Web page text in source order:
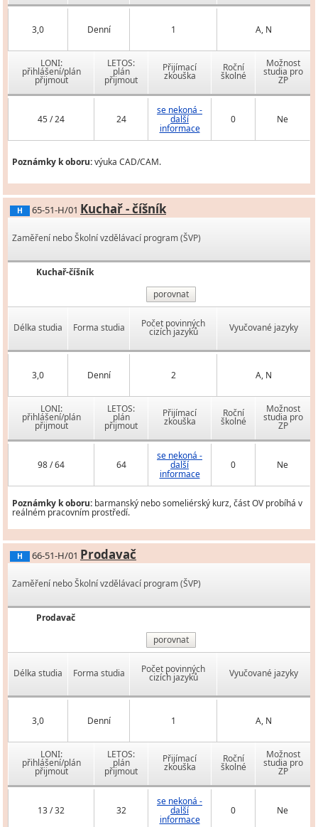
3,0 Denní 1 A, N
LONI:
přihlášení/plán
přijmout
LETOS:
plán
přijmout
Přijímací
zkouška
Roční
školné
Možnost
studia pro
ZP
45 / 24 24
se nekoná -
další
informace
0 Ne
Poznámky k oboru:výuka CAD/CAM.
H 65-51-H/01 Kuchař - číšník
Zaměření nebo Školní vzdělávací program (ŠVP)
Kuchař-číšník
porovnat
Délka studia Forma studia Počet povinných
cizích jazyků Vyučované jazyky
3,0 Denní 2 A, N
LONI:
přihlášení/plán
přijmout
LETOS:
plán
přijmout
Přijímací
zkouška
Roční
školné
Možnost
studia pro
ZP
98 / 64 64
se nekoná -
další
informace
0 Ne
Poznámky k oboru: barmanský nebo someliérský kurz, část OV probíhá v
reálném pracovním prostředí.
H 66-51-H/01 Prodavač
Zaměření nebo Školní vzdělávací program (ŠVP)
Prodavač
porovnat
Délka studia Forma studia Počet povinných
cizích jazyků Vyučované jazyky
3,0 Denní 1 A, N
LONI:
přihlášení/plán
přijmout
LETOS:
plán
přijmout
Přijímací
zkouška
Roční
školné
Možnost
studia pro
ZP
13 / 32 32
se nekoná -
další
informace
0 Ne